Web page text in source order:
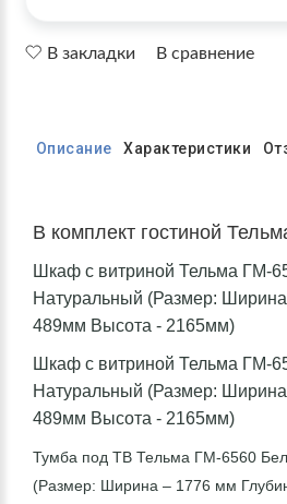
В закладки В сравнение
Описание Характеристики
В комплект гостиной
Шкаф с витриной Тельма ГМ-
Натуральный (Размер:
489мм Высота - 2165мм)
Шкаф с витриной Тельма ГМ-
Натуральный (Размер:
489мм Высота - 2165мм)
Тумба под ТВ Тельма ГМ-6560
(Размер: Ширина – 1776 мм